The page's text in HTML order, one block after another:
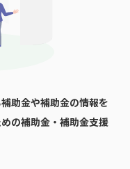
助金や補助金の情報を
の補助金・補助金支援